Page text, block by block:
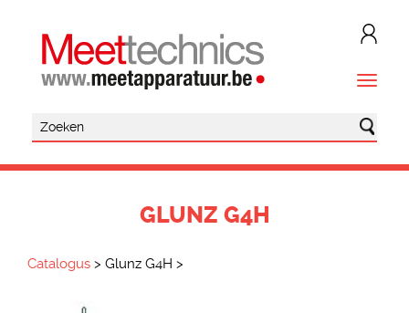
GLUNZ G4H
Catalogus > Glunz G4H >